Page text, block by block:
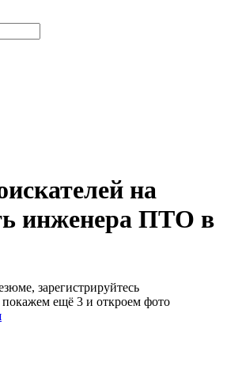
на
инженера ПТО в
зарегистрируйтесь
ещё 3 и откроем фото